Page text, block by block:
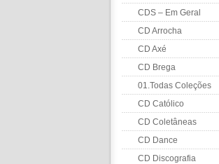
CDS – Em Geral
CD Arrocha
CD Axé
CD Brega
01.Todas Coleções
CD Católico
CD Coletâneas
CD Dance
CD Discografia